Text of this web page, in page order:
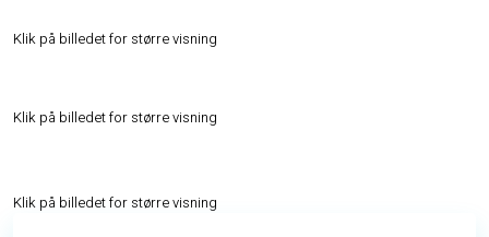
Klik på billedet for større visning​
Klik på billedet for større visning​
Klik på billedet for større visning​